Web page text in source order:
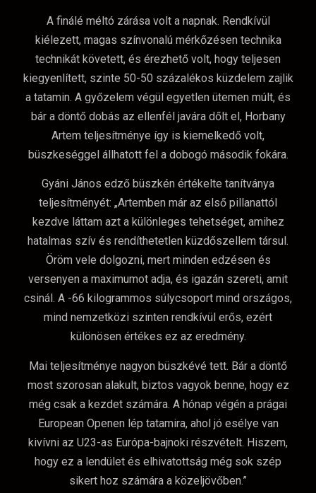
A finálé méltó zárása volt a napnak. Rendkívül
kiélezett, magas színvonalú mérkőzésen technika
technikát követett, és érezhető volt, hogy teljesen
kiegyenlített, szinte 50-50 százalékos küzdelem zajlik
a tatamin. A győzelem végül egyetlen ütemen múlt, és
bár a döntő dobás az ellenfél javára dőlt el, Horbany
Artem teljesítménye így is kiemelkedő volt,
büszkeséggel állhatott fel a dobogó második fokára.
Gyáni János edző büszkén értékelte tanítványa
teljesítményét: „Artemben már az első pillanattól
kezdve láttam azt a különleges tehetséget, amihez
hatalmas szív és rendíthetetlen küzdőszellem társul.
Öröm vele dolgozni, mert minden edzésen és
versenyen a maximumot adja, és igazán szereti, amit
csinál. A -66 kilogrammos súlycsoport mind országos,
mind nemzetközi szinten rendkívül erős, ezért
különösen értékes ez az eredmény.
Mai teljesítménye nagyon büszkévé tett. Bár a döntő
most szorosan alakult, biztos vagyok benne, hogy ez
még csak a kezdet számára. A hónap végén a prágai
European Openen lép tatamira, ahol jó esélye van
kivívni az U23-as Európa-bajnoki részvételt. Hiszem,
hogy ez a lendület és elhivatottság még sok szép
sikert hoz számára a közeljövőben.”